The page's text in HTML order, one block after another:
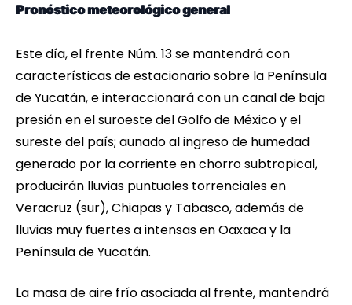
Pronóstico meteorológico general
Este día, el frente Núm. 13 se mantendrá con
características de estacionario sobre la Península
de Yucatán, e interaccionará con un canal de baja
presión en el suroeste del Golfo de México y el
sureste del país; aunado al ingreso de humedad
generado por la corriente en chorro subtropical,
producirán lluvias puntuales torrenciales en
Veracruz (sur), Chiapas y Tabasco, además de
lluvias muy fuertes a intensas en Oaxaca y la
Península de Yucatán.
La masa de aire frío asociada al frente, mantendrá